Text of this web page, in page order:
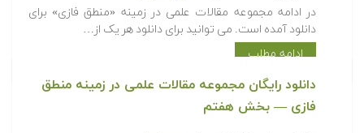
در ادامه مجموعه مقالات علمی در زمینه «منطق فازی» برای
دانلود آمده است. می توانید برای دانلود هر یک از…
ادامه مطلب
دانلود رایگان مجموعه مقالات علمی در زمینه منطق
فازی — بخش هفتم